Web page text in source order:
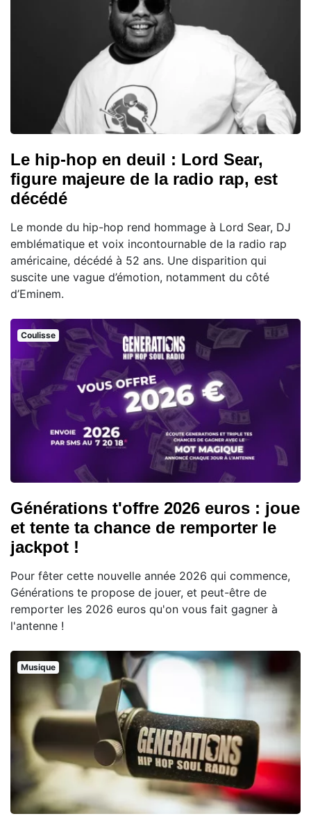
Le hip-hop en deuil : Lord Sear,
figure majeure de la radio rap, est
décédé
Le monde du hip-hop rend hommage à Lord Sear, DJ
emblématique et voix incontournable de la radio rap
américaine, décédé à 52 ans. Une disparition qui
suscite une vague d’émotion, notamment du côté
d’Eminem.
Coulisse
Générations t'offre 2026 euros : joue
et tente ta chance de remporter le
jackpot !
Pour fêter cette nouvelle année 2026 qui commence,
Générations te propose de jouer, et peut-être de
remporter les 2026 euros qu'on vous fait gagner à
l'antenne !
Musique